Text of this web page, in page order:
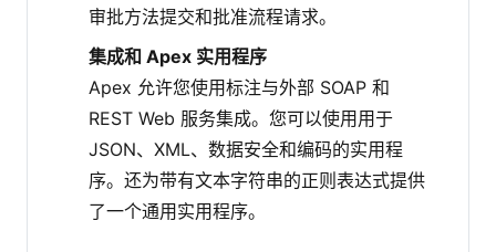
审批方法提交和批准流程请求。
集成和 Apex 实用程序
Apex 允许您使用标注与外部 SOAP 和
REST Web 服务集成。您可以使用用于
JSON、XML、数据安全和编码的实用程
序。还为带有文本字符串的正则表达式提供
了一个通用实用程序。